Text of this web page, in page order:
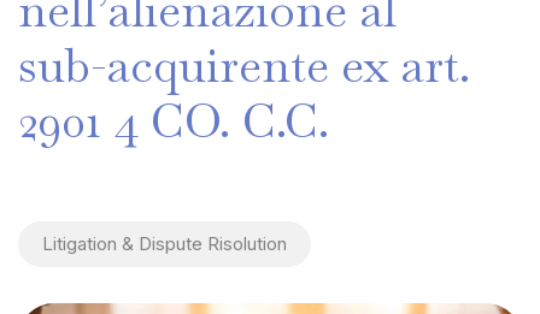
sub-acquirente ex art.
2901 4 CO. C.C.
Litigation & Dispute Risolution